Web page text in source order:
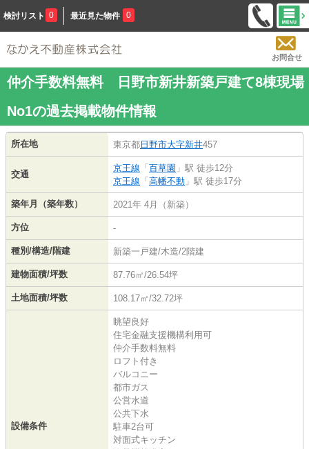
検討リスト 0 最近見た物件 0
お問合せ
仲介手数料無料 日野市新井新築戸建て8棟現場
No1の過去掲載物件情報
所在地 東京都 日野市大字新井457
交通
京王線 「 百草園 」駅 徒歩12分
京王線 「 高幡不動 」駅 徒歩17分
築年月（築年数） 2021年 4月（新築）
方位 -
種別/構造/階建 新築一戸建/木造/2階建
建物面積/坪数 87.76㎡/26.54坪
土地面積/坪数 108.17㎡/32.72坪
設備条件
眺望良好
住宅金融支援機構利用可
仲介手数料無料
ロフト付き
バルコニー
都市ガス
公営水道
公共下水
駐車2台可
対面式キッチン